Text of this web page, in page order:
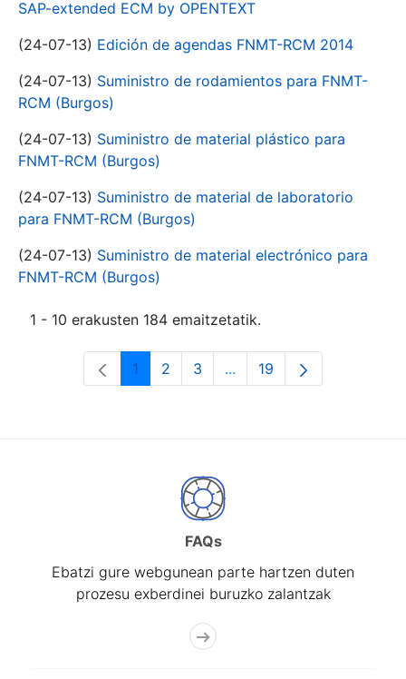
SAP-extended ECM by OPENTEXT
(24-07-13) Edición de agendas FNMT-RCM 2014
(24-07-13) Suministro de rodamientos para FNMT-
RCM (Burgos)
(24-07-13) Suministro de material plástico para
FNMT-RCM (Burgos)
(24-07-13) Suministro de material de laboratorio
para FNMT-RCM (Burgos)
(24-07-13) Suministro de material electrónico para
FNMT-RCM (Burgos)
1 - 10 erakusten 184 emaitzetatik.
Orrialdea
1 Orrialdea
2 Orrialdea
3 ...Intermediate Pages Use
Orrialdea
19
FAQs
Ebatzi gure webgunean parte hartzen duten
prozesu exberdinei buruzko zalantzak